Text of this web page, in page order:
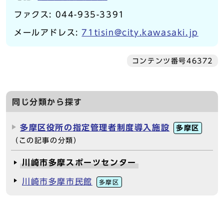
ファクス: 044-935-3391
メールアドレス:71tisin@city.kawasaki.jp
コンテンツ番号46372
同じ分類から探す
多摩区役所の指定管理者制度導入施設
多摩区
（この記事の分類）
川崎市多摩スポーツセンター
川崎市多摩市民館 多摩区